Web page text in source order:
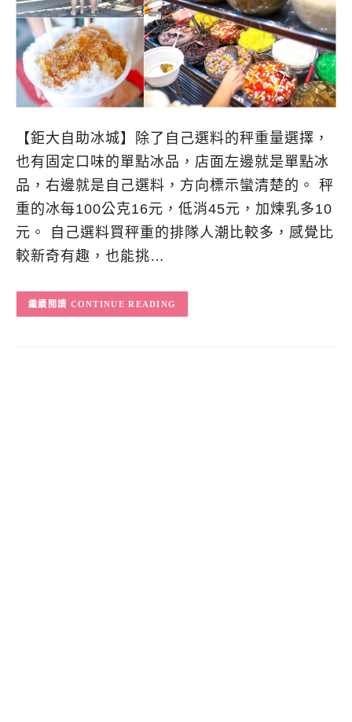
【鉅大自助冰城】除了自己選料的秤重量選擇，
也有固定口味的單點冰品，店面左邊就是單點冰
品，右邊就是自己選料，方向標示蠻清楚的。 秤
重的冰每100公克16元，低消45元，加煉乳多10
元。 自己選料買秤重的排隊人潮比較多，感覺比
較新奇有趣，也能挑…
CONTINUE READING